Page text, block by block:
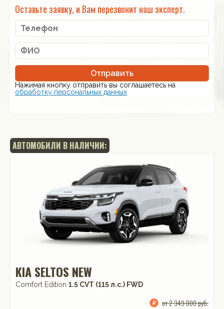
Оставьте заявку, и Вам перезвонит наш эксперт.
Отправить
Нажимая кнопку отправить вы соглашаетесь на
обработку персональных данных
АВТОМОБИЛИ В НАЛИЧИИ:
KIA SELTOS NEW
Comfort Edition 1.5 CVT (115 л.с.) FWD
от 2 349 000 руб.